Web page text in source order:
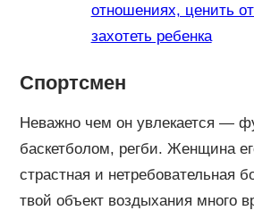
отношениях, ценить
захотеть ребенка
Спортсмен
Неважно чем он увлекается —
баскетболом, регби. Женщина
страстная и нетребовательная
твой объект воздыхания много